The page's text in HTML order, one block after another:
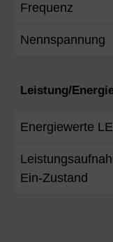
Frequenz
Nennspannung
Leistung/
Energiewerte
Ein-Zustand